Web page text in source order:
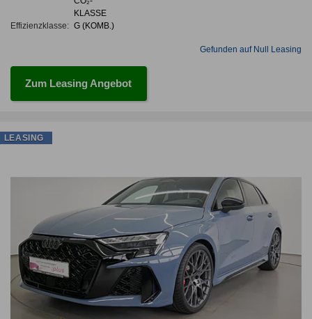
Effizienzklasse:
KLASSE
G (KOMB.)
Gefunden auf Null Leasing
Zum Leasing Angebot
LEASING